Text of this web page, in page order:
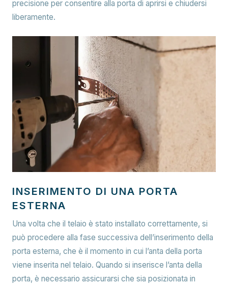
precisione per consentire alla porta di aprirsi e chiudersi
liberamente.
INSERIMENTO DI UNA PORTA
ESTERNA
Una volta che il telaio è stato installato correttamente, si
può procedere alla fase successiva dell’inserimento della
porta esterna, che è il momento in cui l’anta della porta
viene inserita nel telaio. Quando si inserisce l’anta della
porta, è necessario assicurarsi che sia posizionata in